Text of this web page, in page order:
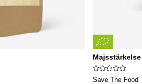
Save The Food